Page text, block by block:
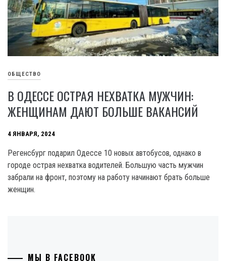
ОБЩЕСТВО
В ОДЕССЕ ОСТРАЯ НЕХВАТКА МУЖЧИН:
ЖЕНЩИНАМ ДАЮТ БОЛЬШЕ ВАКАНСИЙ
4 ЯНВАРЯ, 2024
Регенсбург подарил Одессе 10 новых автобусов, однако в
городе острая нехватка водителей. Большую часть мужчин
забрали на фронт, поэтому на работу начинают брать больше
женщин.
МЫ В FACEBOOK